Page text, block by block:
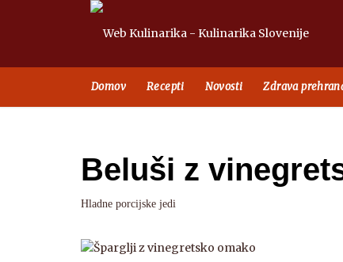
Domov Recepti Novosti Zdrava
Beluši z
Hladne porcijske jedi